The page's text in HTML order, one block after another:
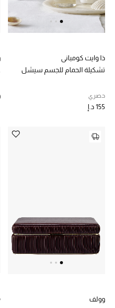
النساء
أحذية النسائية
الأطفال
جديد لدينا
نسوقوا أحدث ما وصلنا
ذا وايت كومباني
تشكيلة الحمام للجسم سيشل
حصري
155 د.إ
وولف